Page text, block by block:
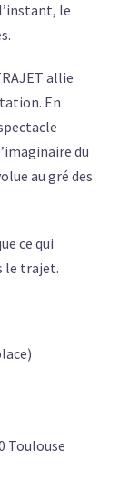
le
allie
En
du
au gré des
ce qui
le trajet.
Toulouse